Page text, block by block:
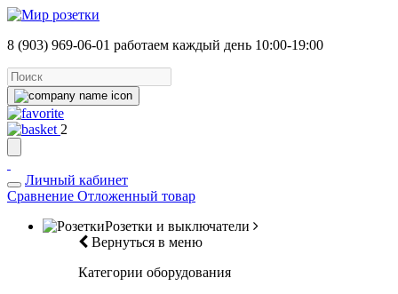
8 (903) 969-06-01 работаем каждый день 10:00-19:00
2
Личный кабинет
Сравнение Отложенный товар
Розетки и выключатели
Вернуться в меню
Категории оборудования